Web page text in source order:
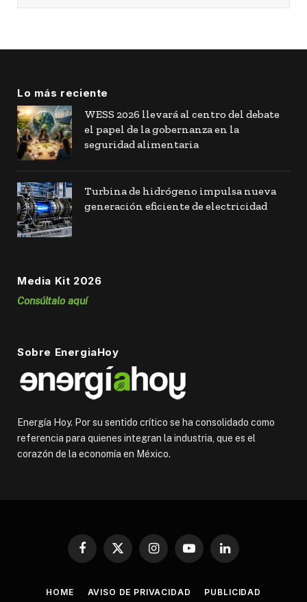
Lo más reciente
WESS 2026 llevará al centro del debate
el papel de la gobernanza en la
seguridad alimentaria
Turbina de hidrógeno impulsa nueva
generación eficiente de electricidad
Media Kit 2026
Consúltalo aquí
Sobre EnergiaHoy
Energía Hoy. Por su sentido crítico se ha consolidado como
referencia para quienes integran la industria, que es el
corazón de la economía en México.
Facebook
X
InstagramYouTubeLinkedIn
HOME AVISO DE PRIVACIDAD PUBLICIDAD